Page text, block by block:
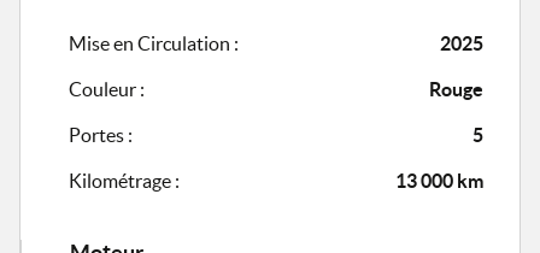
Mise en Circulation : 2025
Couleur : Rouge
Portes : 5
Kilométrage : 13 000 km